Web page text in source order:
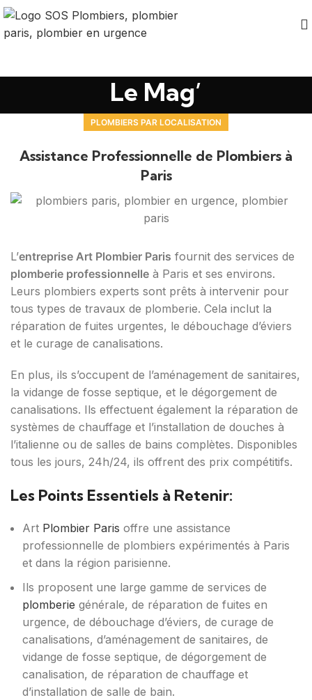
Le Mag’
PLOMBIERS PAR LOCALISATION
Assistance Professionnelle de Plombiers à
Paris
L’entreprise Art Plombier Paris fournit des services de
plomberie professionnelle à Paris et ses environs.
Leurs plombiers experts sont prêts à intervenir pour
tous types de travaux de plomberie. Cela inclut la
réparation de fuites urgentes, le débouchage d’éviers
et le curage de canalisations.
En plus, ils s’occupent de l’aménagement de sanitaires,
la vidange de fosse septique, et le dégorgement de
canalisations. Ils effectuent également la réparation de
systèmes de chauffage et l’installation de douches à
l’italienne ou de salles de bains complètes. Disponibles
tous les jours, 24h/24, ils offrent des prix compétitifs.
Les Points Essentiels à Retenir:
Art Plombier Paris offre une assistance
professionnelle de plombiers expérimentés à Paris
et dans la région parisienne.
Ils proposent une large gamme de services de
plomberie générale, de réparation de fuites en
urgence, de débouchage d’éviers, de curage de
canalisations, d’aménagement de sanitaires, de
vidange de fosse septique, de dégorgement de
canalisation, de réparation de chauffage et
d’installation de salle de bain.